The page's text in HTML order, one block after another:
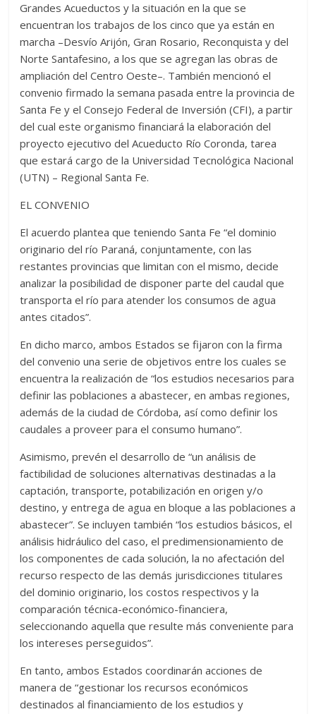
Grandes Acueductos y la situación en la que se
encuentran los trabajos de los cinco que ya están en
marcha –Desvío Arijón, Gran Rosario, Reconquista y del
Norte Santafesino, a los que se agregan las obras de
ampliación del Centro Oeste–. También mencionó el
convenio firmado la semana pasada entre la provincia de
Santa Fe y el Consejo Federal de Inversión (CFI), a partir
del cual este organismo financiará la elaboración del
proyecto ejecutivo del Acueducto Río Coronda, tarea
que estará cargo de la Universidad Tecnológica Nacional
(UTN) – Regional Santa Fe.
EL CONVENIO
El acuerdo plantea que teniendo Santa Fe “el dominio
originario del río Paraná, conjuntamente, con las
restantes provincias que limitan con el mismo, decide
analizar la posibilidad de disponer parte del caudal que
transporta el río para atender los consumos de agua
antes citados”.
En dicho marco, ambos Estados se fijaron con la firma
del convenio una serie de objetivos entre los cuales se
encuentra la realización de “los estudios necesarios para
definir las poblaciones a abastecer, en ambas regiones,
además de la ciudad de Córdoba, así como definir los
caudales a proveer para el consumo humano”.
Asimismo, prevén el desarrollo de “un análisis de
factibilidad de soluciones alternativas destinadas a la
captación, transporte, potabilización en origen y/o
destino, y entrega de agua en bloque a las poblaciones a
abastecer”. Se incluyen también “los estudios básicos, el
análisis hidráulico del caso, el predimensionamiento de
los componentes de cada solución, la no afectación del
recurso respecto de las demás jurisdicciones titulares
del dominio originario, los costos respectivos y la
comparación técnica-económico-financiera,
seleccionando aquella que resulte más conveniente para
los intereses perseguidos”.
En tanto, ambos Estados coordinarán acciones de
manera de “gestionar los recursos económicos
destinados al financiamiento de los estudios y